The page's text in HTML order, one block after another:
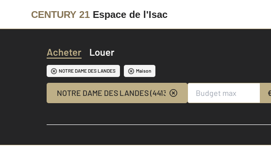
CENTURY 21 Espace de l'Isac
Acheter Louer
NOTRE DAME DES LANDES Maison
NOTRE DAME DES LANDES (44130)